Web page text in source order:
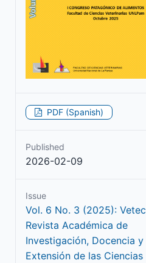
PDF (Spanish)
Published
2026-02-09
Issue
Vol. 6 No. 3 (2025): Vetec
Revista Académica de
Investigación, Docencia y
Extensión de las Ciencias